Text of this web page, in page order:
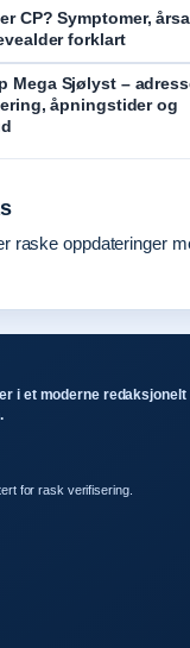
CP? Symptomer,
forklart
Mega Sjølyst –
åpningstider og
raske oppdateringer
i et moderne redaksjonelt
for rask verifisering.